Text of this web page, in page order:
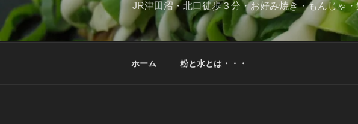
プ
JR津田沼・北口徒歩３分・お好み焼き・もんじゃ
ホーム 粉と水とは・・・